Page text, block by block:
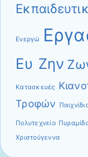
Ενεργώ
Ευ Ζην
Κατασκευές
Τροφών
Πολυτεχνείο
Χριστούγεννα